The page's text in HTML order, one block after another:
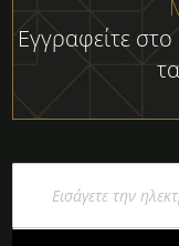
Εγγραφείτε